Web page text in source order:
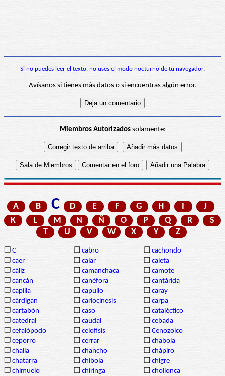
Si no puedes leer el texto, no uses el modo nocturno de tu navegador.
Avísanos si tienes más datos o si encuentras algún error.
Miembros Autorizadossolamente:
A B C D E F G H I
J
K
L M N Ñ O P Q R
S
T
U V W X Y Z
❒ C ❒ cabro ❒ cachondo
❒ caer ❒ calar ❒ caleta
❒ cáliz ❒ camanchaca ❒ camote
❒ cancán ❒ canéfora ❒ cantárida
❒ capilla ❒ capullo ❒ caray
❒ cárdigan ❒ cariocinesis ❒ carpa
❒ cartabón ❒ caso ❒ cataléctico
❒ catedral ❒ caudal ❒ cebada
❒ cefalópodo ❒ celofisis ❒ Cenozoico
❒ ceporro ❒ cerrar ❒ chabola
❒ challa ❒ chancho ❒ chápiro
❒ chatarra ❒ chibola ❒ chigre
❒ chimuelo ❒ chiringa ❒ chollonca